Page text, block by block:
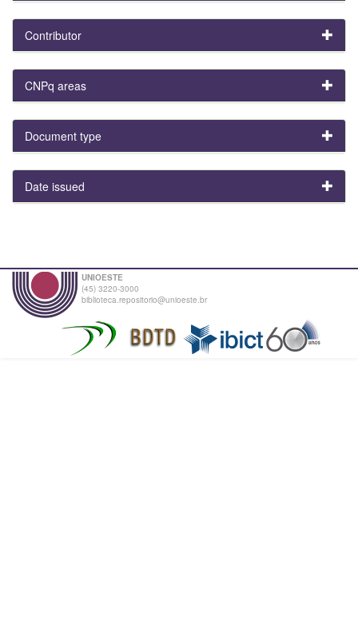
Contributor
CNPq areas
Document type
Date issued
UNIOESTE
(45) 3220-3000
biblioteca.repositorio@unioeste.br